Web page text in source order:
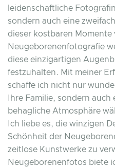
leidenschaftliche
sondern auch eine
dieser kostbaren
Neugeborenenfotografie
diese einzigartigen
festzuhalten. Mit meiner
schaffe ich nicht nur
Ihre Familie, sondern
behagliche Atmosphäre
Ich liebe es, die winzigen
Schönheit der
zeitlose Kunstwerke zu
Neugeborenenfotos biete